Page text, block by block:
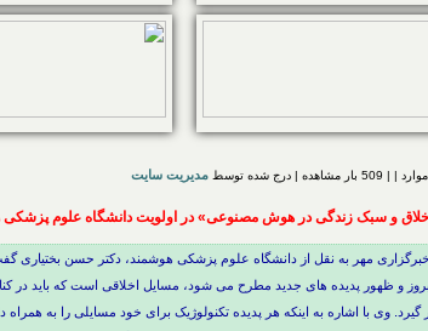
| درج شده توسط مدیریت سایت
و سبک زندگی در هوش مصنوعی» در اولویت دانشگاه علوم
مهر به نقل از دانشگاه علوم پزشکی هوشمند، دکتر حسن بختیاری
و ظهور پدیده های جدید مطرح می شود، مسایل اخلاقی است که باید در
گیرد. وی با اشاره به اینکه هر پدیده تکنولوژیک برای خود مسایلی را به